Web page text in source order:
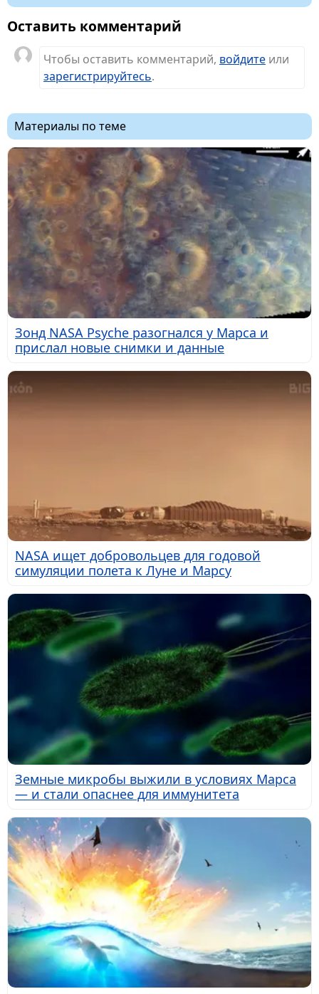
Оставить комментарий
Чтобы оставить комментарий, войдите или
зарегистрируйтесь.
Материалы по теме
Зонд NASA Psyche разогнался у Марса и
прислал новые снимки и данные
NASA ищет добровольцев для годовой
симуляции полета к Луне и Марсу
Земные микробы выжили в условиях Марса
— и стали опаснее для иммунитета